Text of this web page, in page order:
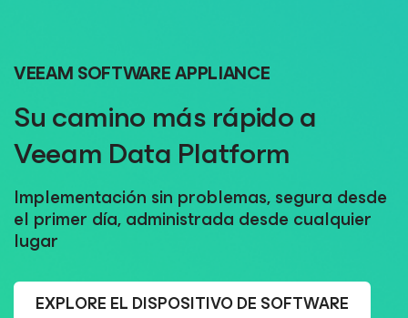
VEEAM SOFTWARE APPLIANCE
Su camino más rápido a
Veeam Data Platform
Implementación sin problemas, segura desde
el primer día, administrada desde cualquier
lugar
EXPLORE EL DISPOSITIVO DE SOFTWARE